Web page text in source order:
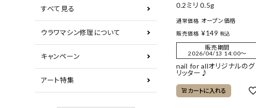
すべて見る
ウラワマシン修理について
キャンペーン
アート特集
0.2ミリ 0.5g
通常価格 オープン価格
販売価格 ¥149 税込
販売期間
2026/04/13 14:00〜
nail for allオリジナルのグ
リッター♪
カートに入れる